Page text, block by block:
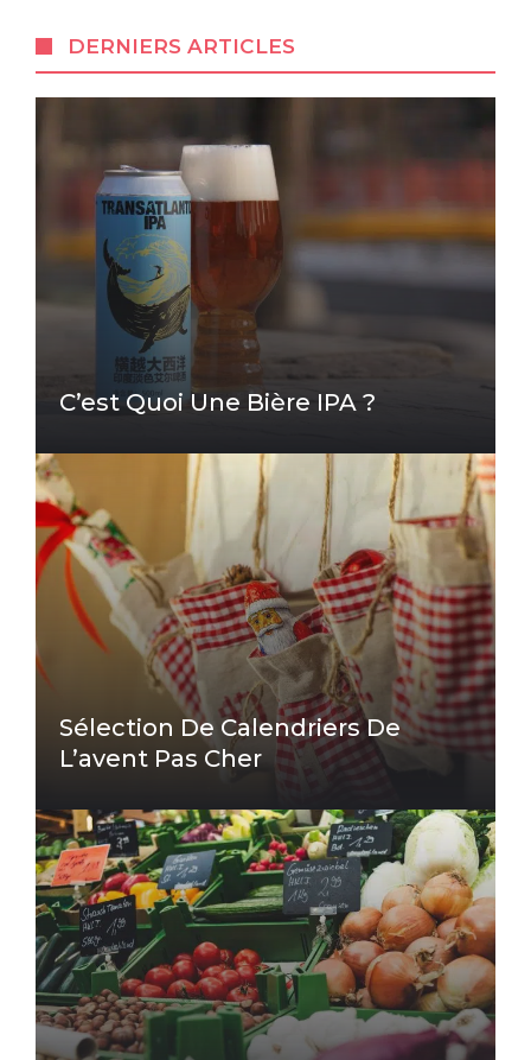
DERNIERS ARTICLES
C’est Quoi Une Bière IPA ?
Sélection De Calendriers De
L’avent Pas Cher